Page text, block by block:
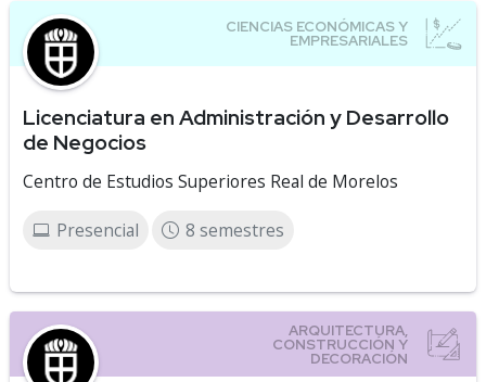
Licenciatura en Administración y Desarrollo
de Negocios
Centro de Estudios Superiores Real de Morelos
Presencial 8 semestres